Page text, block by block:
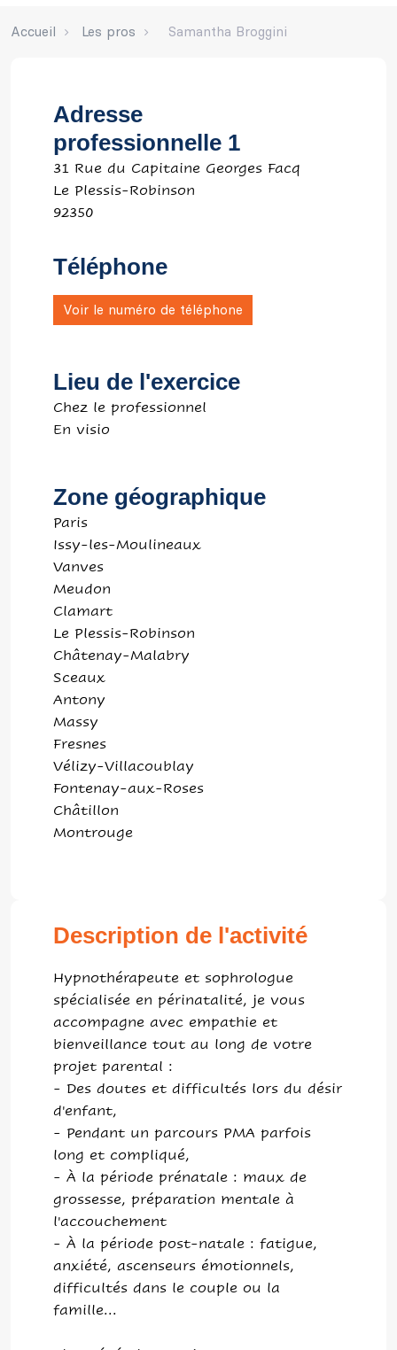
Accueil Les pros Samantha Broggini
Adresse
professionnelle 1
31 Rue du Capitaine Georges Facq
Le Plessis-Robinson
92350
Téléphone
Voir le numéro de téléphone
Lieu de l'exercice
Chez le professionnel
En visio
Zone géographique
Paris
Issy-les-Moulineaux
Vanves
Meudon
Clamart
Le Plessis-Robinson
Châtenay-Malabry
Sceaux
Antony
Massy
Fresnes
Vélizy-Villacoublay
Fontenay-aux-Roses
Châtillon
Montrouge
Description de l'activité
Hypnothérapeute et sophrologue
spécialisée en périnatalité, je vous
accompagne avec empathie et
bienveillance tout au long de votre
projet parental :
- Des doutes et difficultés lors du désir
d'enfant,
- Pendant un parcours PMA parfois
long et compliqué,
- À la période prénatale : maux de
grossesse, préparation mentale à
l'accouchement
- À la période post-natale : fatigue,
anxiété, ascenseurs émotionnels,
difficultés dans le couple ou la
famille...